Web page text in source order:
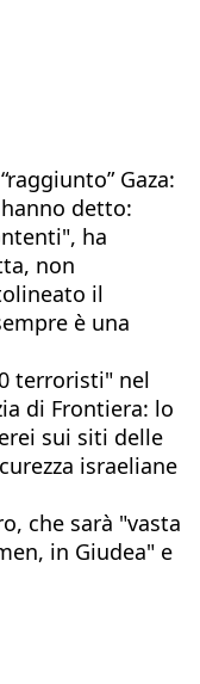
Gaza:
detto:
ha
non
il
è una
terroristi" nel
di Frontiera: lo
sui siti delle
israeliane
che sarà "vasta
in Giudea" e